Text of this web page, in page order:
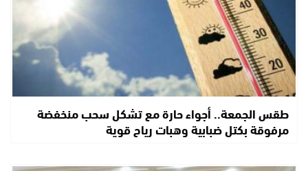
طقس الجمعة.. أجواء حارة مع تشكل سحب منخفضة
مرفوقة بكتل ضبابية وهبات رياح قوية